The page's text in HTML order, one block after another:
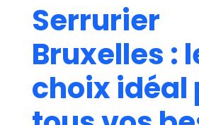
Serrurier
Bruxelles :
choix idéal